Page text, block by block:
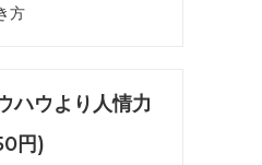
方
ハウより人情力
円)